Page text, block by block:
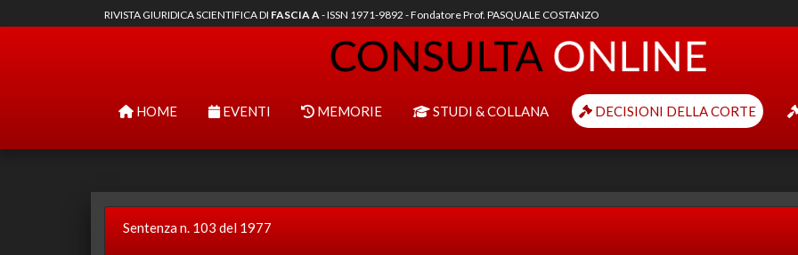
RIVISTA GIURIDICA SCIENTIFICA DI FASCIA A- ISSN 1971-9892 - Fondatore Prof. PASQUALE COSTANZO
HOME EVENTI MEMORIE STUDI & COLLANA DECISIONI DELLA CORTE
Sentenza n. 103 del 1977